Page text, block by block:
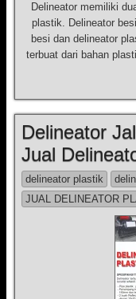
Delineator memiliki
plastik. Delineator
besi dan delineator
terbuat dari bahan
Delineator
Jual
delineator plastik
JUAL DELINEATOR